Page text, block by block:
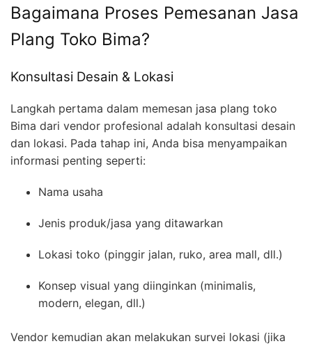
Bagaimana Proses Pemesanan Jasa
Plang Toko Bima?
Konsultasi Desain & Lokasi
Langkah pertama dalam memesan jasa plang toko
Bima dari vendor profesional adalah konsultasi desain
dan lokasi. Pada tahap ini, Anda bisa menyampaikan
informasi penting seperti:
Nama usaha
Jenis produk/jasa yang ditawarkan
Lokasi toko (pinggir jalan, ruko, area mall, dll.)
Konsep visual yang diinginkan (minimalis,
modern, elegan, dll.)
Vendor kemudian akan melakukan survei lokasi (jika